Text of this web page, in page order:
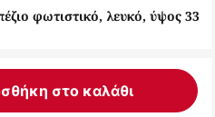
φωτιστικό, λευκό, ύψος 33
στο καλάθι